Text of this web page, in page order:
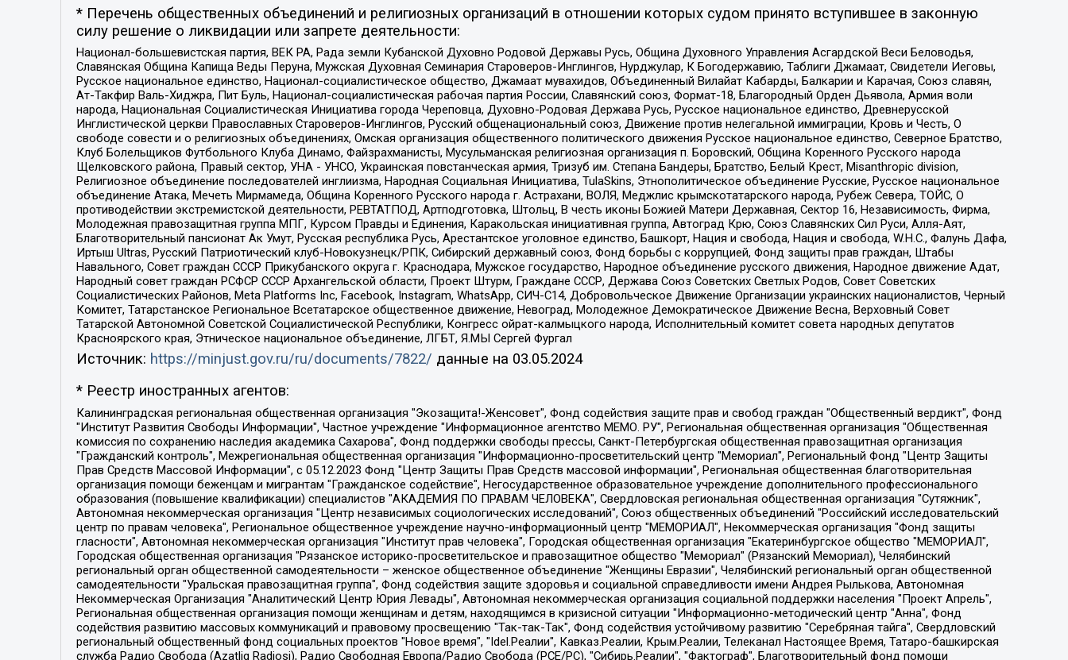
* Перечень общественных объединений и религиозных организаций в отношении которых судом принято вступившее в законную
силу решение о ликвидации или запрете деятельности:
Национал-большевистская партия, ВЕК РА, Рада земли Кубанской Духовно Родовой Державы Русь, Община Духовного Управления Асгардской Веси Беловодья,
Славянская Община Капища Веды Перуна, Мужская Духовная Семинария Староверов-Инглингов, Нурджулар, К Богодержавию, Таблиги Джамаат, Свидетели Иеговы,
Русское национальное единство, Национал-социалистическое общество, Джамаат мувахидов, Объединенный Вилайат Кабарды, Балкарии и Карачая, Союз славян,
Ат-Такфир Валь-Хиджра, Пит Буль, Национал-социалистическая рабочая партия России, Славянский союз, Формат-18, Благородный Орден Дьявола, Армия воли
народа, Национальная Социалистическая Инициатива города Череповца, Духовно-Родовая Держава Русь, Русское национальное единство, Древнерусской
Инглистической церкви Православных Староверов-Инглингов, Русский общенациональный союз, Движение против нелегальной иммиграции, Кровь и Честь, О
свободе совести и о религиозных объединениях, Омская организация общественного политического движения Русское национальное единство, Северное Братство,
Клуб Болельщиков Футбольного Клуба Динамо, Файзрахманисты, Мусульманская религиозная организация п. Боровский, Община Коренного Русского народа
Щелковского района, Правый сектор, УНА - УНСО, Украинская повстанческая армия, Тризуб им. Степана Бандеры, Братство, Белый Крест, Misanthropic division,
Религиозное объединение последователей инглиизма, Народная Социальная Инициатива, TulaSkins, Этнополитическое объединение Русские, Русское национальное
объединение Атака, Мечеть Мирмамеда, Община Коренного Русского народа г. Астрахани, ВОЛЯ, Меджлис крымскотатарского народа, Рубеж Севера, ТОЙС, О
противодействии экстремистской деятельности, РЕВТАТПОД, Артподготовка, Штольц, В честь иконы Божией Матери Державная, Сектор 16, Независимость, Фирма,
Молодежная правозащитная группа МПГ, Курсом Правды и Единения, Каракольская инициативная группа, Автоград Крю, Союз Славянских Сил Руси, Алля-Аят,
Благотворительный пансионат Ак Умут, Русская республика Русь, Арестантское уголовное единство, Башкорт, Нация и свобода, Нация и свобода, W.H.С., Фалунь Дафа,
Иртыш Ultras, Русский Патриотический клуб-Новокузнецк/РПК, Сибирский державный союз, Фонд борьбы с коррупцией, Фонд защиты прав граждан, Штабы
Навального, Совет граждан СССР Прикубанского округа г. Краснодара, Мужское государство, Народное объединение русского движения, Народное движение Адат,
Народный совет граждан РСФСР СССР Архангельской области, Проект Штурм, Граждане СССР, Держава Союз Советских Светлых Родов, Совет Советских
Социалистических Районов, Meta Platforms Inc, Facebook, Instagram, WhatsApp, СИЧ-С14, Добровольческое Движение Организации украинских националистов, Черный
Комитет, Татарстанское Региональное Всетатарское общественное движение, Невоград, Молодежное Демократическое Движение Весна, Верховный Совет
Татарской Автономной Советской Социалистической Республики, Конгресс ойрат-калмыцкого народа, Исполнительный комитет совета народных депутатов
Красноярского края, Этническое национальное объединение, ЛГБТ, Я.МЫ Сергей Фургал
Источник: https://minjust.gov.ru/ru/documents/7822/ данные на 03.05.2024
* Реестр иностранных агентов:
Калининградская региональная общественная организация "Экозащита!-Женсовет", Фонд содействия защите прав и свобод граждан "Общественный вердикт", Фонд "Институт Развития Свободы Информации", Частное учреждение "Информационное агентство МЕМО. РУ", Региональная общественная организация "Общественная комиссия по сохранению наследия академика Сахарова", Фонд поддержки свободы прессы, Санкт-Петербургская общественная правозащитная организация "Гражданский контроль", Межрегиональная общественная организация "Информационно-просветительский центр "Мемориал", Региональный Фонд "Центр Защиты Прав Средств Массовой Информации", с 05.12.2023 Фонд "Центр Защиты Прав Средств массовой информации", Региональная общественная благотворительная организация помощи беженцам и мигрантам "Гражданское содействие", Негосударственное образовательное учреждение дополнительного профессионального образования (повышение квалификации) специалистов "АКАДЕМИЯ ПО ПРАВАМ ЧЕЛОВЕКА", Свердловская региональная общественная организация "Сутяжник", Автономная некоммерческая организация "Центр независимых социологических исследований", Союз общественных объединений "Российский исследовательский центр по правам человека", Региональное общественное учреждение научно-информационный центр "МЕМОРИАЛ", Некоммерческая организация "Фонд защиты гласности", Автономная некоммерческая организация "Институт прав человека", Городская общественная организация "Екатеринбургское общество "МЕМОРИАЛ", Городская общественная организация "Рязанское историко-просветительское и правозащитное общество "Мемориал" (Рязанский Мемориал), Челябинский региональный орган общественной самодеятельности – женское общественное объединение "Женщины Евразии", Челябинский региональный орган общественной самодеятельности "Уральская правозащитная группа", Фонд содействия защите здоровья и социальной справедливости имени Андрея Рылькова, Автономная Некоммерческая Организация "Аналитический Центр Юрия Левады", Автономная некоммерческая организация социальной поддержки населения "Проект Апрель", Региональная общественная организация помощи женщинам и детям, находящимся в кризисной ситуации "Информационно-методический центр "Анна", Фонд содействия развитию массовых коммуникаций и правовому просвещению "Так-так-Так", Фонд содействия устойчивому развитию "Серебряная тайга", Свердловский региональный общественный фонд социальных проектов "Новое время", "Idel.Реалии", Кавказ.Реалии, Крым.Реалии, Телеканал Настоящее Время, Татаро-башкирская служба Радио Свобода (Azatliq Radiosi), Радио Свободная Европа/Радио Свобода (PCE/PC), "Сибирь.Реалии", "Фактограф", Благотворительный фонд помощи осужденным и их семьям, Автономная некоммерческая организация "Институт глобализации и социальных движений", Фонд "В защиту прав заключенных", Частное учреждение "Центр поддержки и содействия развитию средств массовой информации", Пензенский региональный общественный благотворительный фонд "Гражданский союз", "Север.Реалии", Некоммерческая организация Фонд "Правовая инициатива", Общество с ограниченной ответственностью "Радио Свободная Европа/Радио Свобода", Чешское информационное агентство "MEDIUM-ORIENT", Красноярская региональная общественная организация "Мы против СПИДа", Камалягин Денис Николаевич, Маркелов Сергей Евгеньевич, Пономарев Лев Александрович, Савицкая Людмила Алексеевна, Автономная некоммерческая организация "Центр по работе с проблемой насилия "НАСИЛИЮ.НЕТ", Межрегиональный профессиональный союз работников здравоохранения "Альянс врачей", Юридическое лицо, зарегистрированное в Латвийской Республике, SIA "Medusa Project" (регистрационный номер 40103797863, дата регистрации 10.06.2014), Некоммерческая организация "Фонд по борьбе с коррупцией", Автономная некоммерческая организация "Институт права и публичной политики", Баданин Роман Сергеевич, Гликин Максим Александрович, Железнова Мария Михайловна, Лукьянова Юлия Сергеевна, Маетная Елизавета Витальевна, Маняхин Петр Борисович, Чуракова Ольга Владимировна, Ярош Юлия Петровна, Юридическое лицо "The Insider SIA", зарегистрированное в Риге, Латвийская Республика (дата регистрации 26.06.2015), являющееся администратором доменного имени интернет-издания "The Insider SIA", https://theins.ru, Постернак Алексей Евгеньевич, Рубин Михаил Аркадьевич, Анин Роман Александрович, Юридическое лицо Istories fonds, зарегистрированное в Латвийской Республике (регистрационный номер 50008295751, дата регистрации 24.02.2020), Великовский Дмитрий Александрович, Долинина Ирина Николаевна, Мароховская Алеся Алексеевна, Шлейнов Роман Юрьевич, Шмагун Олеся Валентиновна, Общество с ограниченной ответственностью "Альтаир 2021", Общество с ограниченной ответственностью "Вега 2021", Общество с ограниченной ответственностью "Главный редактор 2021", Общество с ограниченной ответственностью "Ромашки монолит", Важенков Артем Валерьевич, Ивановская областная общественная организация "Центр гендерных исследований", Гурман Юрий Альбертович, Медиапроект "ОВД-Инфо", Егоров Владимир Владимирович, Жилинский Владимир Александрович, Общество с ограниченной ответственностью "ЗП", Иванова София Юрьевна, Карезина Инна Павловна, Кильтау Екатерина Викторовна, Петров Алексей Викторович, Пискунов Сергей Евгеньевич, Смирнов Сергей Сергеевич, Тихонов Михаил Сергеевич, Общество с ограниченной ответственностью "ЖУРНАЛИСТ-ИНОСТРАННЫЙ АГЕНТ", Арапова Галина Юрьевна, Вольтская Татьяна Анатольевна, Американская компания "Mason G.E.S. Anonymous Foundation" (США), являющаяся владельцем интернет-издания https://mnews.world/, Компания "Stichting Bellingcat", зарегистрированная в Нидерландах (дата регистрации 11.07.2018), Захаров Андрей Вячеславович, Клепиковская Екатерина Дмитриевна, Общество с ограниченной ответственностью "МЕМО", Перл Роман Александрович, Симонов Евгений Алексеевич, Соловьева Елена Анатольевна, Сотников Даниил Владимирович, Сурначева Елизавета Дмитриевна, Автономная некоммерческая организация по защите прав человека и информированию населения "Якутия – Наше Мнение", Общество с ограниченной ответственностью "Москоу диджитал медиа", с 26.01.2023 Общество с ограниченной ответственностью "Чайка Белые сады", Ветошкина Валерия Валерьевна, Заговора Максим Александрович, Межрегиональное общественное движение "Российская ЛГБТ - сеть", Оленичев Максим Владимирович, Павлов Иван Юрьевич, Скворцова Елена Сергеевна, Общество с ограниченной ответственностью "Как бы инагент", Кочетков Игорь Викторович, Общество с ограниченной ответственностью "Честные выборы", Еланчик Олег Александрович, Общество с ограниченной ответственностью "Нобелевский призыв", Гималова Регина Эмилевна, Григорьев Андрей Валерьевич, Григорьева Алина Александровна, Ассоциация по содействию защите прав призывников, альтернативнослужащих и военнослужащих "Правозащитная группа "Гражданин.Армия.Право", Хисамова Регина Фаритовна, Автономная некоммерческая организация по реализации социально-правовых программ "Лилит", Дальневосточное общественное движение "Маяк", Санкт-Петербургская ЛГБТ-инициативная группа "Выход", Инициативная группа ЛГБТ+ "Реверс", Алексеев Андрей Викторович, Бекбулатова Таисия Львовна, Беляев Иван Михайлович, Владыкина Елена Сергеевна, Гельман Марат Александрович, Никульшина Вероника Юрьевна, Толоконникова Надежда Андреевна, Шендерович Виктор Анатольевич, Общество с ограниченной ответственностью "Данное сообщение", Общество с ограниченной ответственностью Издательский дом "Новая глава", Айнбиндер Александра Александровна, Московский комьюнити-центр для ЛГБТ+инициатив, Благотворительный фонд развития филантропии, Deutsche Welle (Германия, Kurt-Schumacher-Strasse 3, 53113 Bonn), Борзунова Мария Михайловна, Воробьев Виктор Викторович, Голубева Анна Львовна, Константинова Алла Михайловна, Малкова Ирина Владимировна, Мурадов Мурад Абдулгалимович, Осетинская Елизавета Николаевна, Понасенков Евгений Николаевич, Ганапольский Матвей Юрьевич, Киселев Евгений Алексеевич, Борухович Ирина Григорьевна, Дремин Иван Тимофеевич, Дубровский Дмитрий Викторович, Красноярская региональная общественная организация поддержки и развития альтернативных образовательных технологий и межкультурных коммуникаций "ИНТЕРРА", Маяковская Екатерина Алексеевна, Фейгин Марк Захарович, Филимонов Андрей Викторович, Дзугкоева Регина Николаевна, Доброхотов Роман Александрович, Дудь Юрий Александрович, Елкин Сергей Владимирович, Кругликов Кирилл Игоревич, Сабунаева Мария Леонидовна, Семенов Алексей Владимирович, Шаинян Карен Багратович, Шульман Екатерина Михайловна, Асафьев Артур Валерьевич, Вахштайн Виктор Семенович, Венедиктов Алексей Алексеевич, Лушникова Екатерина Евгеньевна, Волков Леонид Михайлович, Невзоров Александр Глебович, Пархоменко Сергей Борисович, Сироткин Ярослав Николаевич, Кара-Мурза Владимир Владимирович, Баранова Наталья Владимировна, Гозман Леонид Яковлевич, Кагарлицкий Борис Юльевич, Климарев Михаил Валерьевич, Милов Владимир Станиславович, Автономная некоммерческая организация Краснодарский центр современного искусства "Типография", Моргенштерн Алишер Тагирович, Соболь Любовь Эдуардовна, Общество с ограниченной ответственностью "ЛИЗА НОРМ", Каспаров Гарри Кимович, Ходорковский Михаил Борисович, Общество с ограниченной ответственностью "Апрельские тезисы", Данилович Ирина Брониславовна, Кашин Олег Владимирович, Петров Николай Владимирович, Пивоваров Алексей Владимирович, Соколов Михаил Владимирович, Цветкова Юлия Владимировна, Чичваркин Евгений Александрович, Комитет против пыток/Команда против пыток, Общество с ограниченной ответственностью "Первый научный", Общество с ограниченной ответственностью "Вертолет и ко", Белоцерковская Вероника Борисовна, Кац Максим Евгеньевич, Лазарева Татьяна Юрьевна, Шаведдинов Руслан Табризович, Яшин Илья Валерьевич, Общество с ограниченной ответственностью "Иноагент ААВ", Алешковский Дмитрий Петрович, Альбац Евгения Марковна, Быков Дмитрий Львович, Галямина Юлия Евгеньевна, Лойко Сергей Леонидович, Мартынов Кирилл Константинович, Медведев Сергей Александрович, Крашенинников Федор Геннадиевич, Гордеева Катерина Вл